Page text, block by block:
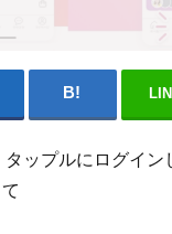
ップルにログイン